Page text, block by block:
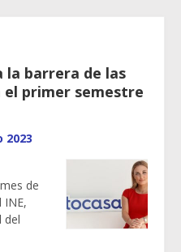
la barrera de las
el primer semestre
2023
de
INE,
del